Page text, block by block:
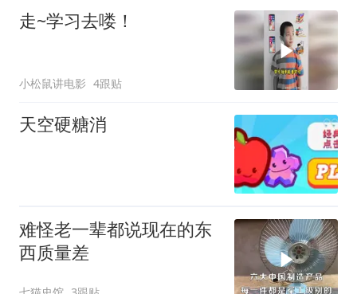
走~学习去喽！
小松鼠讲电影 4跟贴
天空硬糖消
难怪老一辈都说现在的东
西质量差